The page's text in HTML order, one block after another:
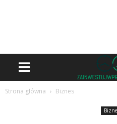
Strona główna Biznes